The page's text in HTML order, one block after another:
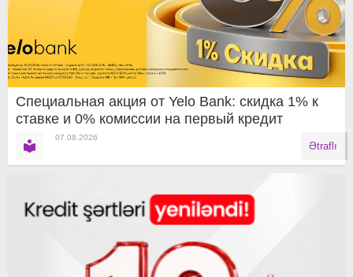
Специальная акция от Yelo Bank: скидка 1% к
ставке и 0% комиссии на первый кредит
07.08.2026
Ətraflı